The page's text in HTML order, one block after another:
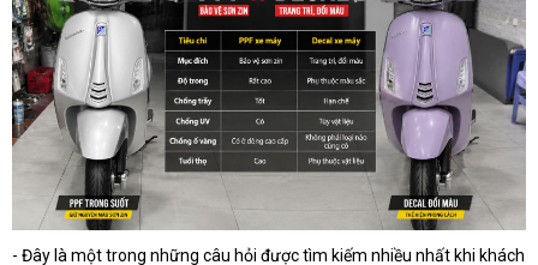
- Đây là một trong những câu hỏi được tìm kiếm nhiều nhất khi khách